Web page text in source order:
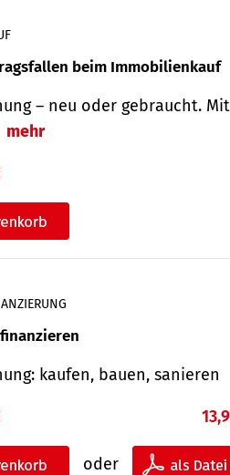
beim Immobilienkauf
– neu oder gebraucht.
mehr
kaufen, bauen, sanieren
oder